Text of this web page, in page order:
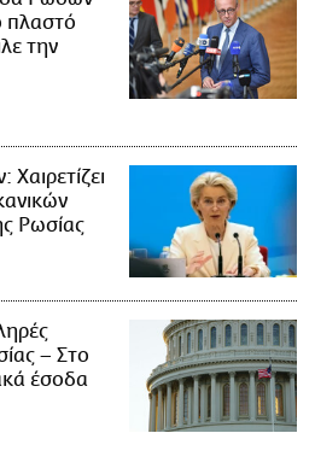
πλαστό
την
Χαιρετίζει
Ρωσίας
– Στο
έσοδα